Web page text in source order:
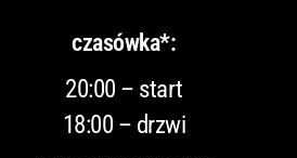
czasówka*:
20:00 – start
18:00 – drzwi